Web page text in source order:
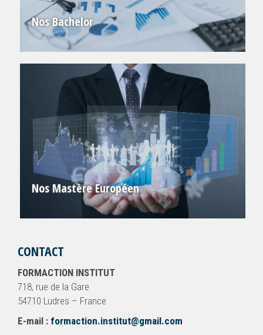
Nos Bachelor
Nos Mastère Européen
CONTACT
FORMACTION INSTITUT
718, rue de la Gare
54710 Ludres – France
E-mail : formaction.institut@gmail.com